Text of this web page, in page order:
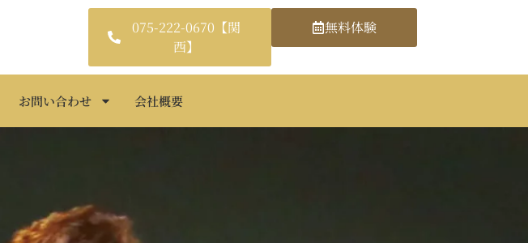
075-222-0670【関
西】
無料体験
お問い合わせ 会社概要